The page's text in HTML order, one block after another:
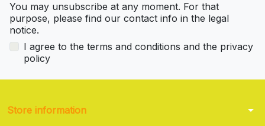
You may unsubscribe at any moment. For that
purpose, please find our contact info in the legal
notice.
I agree to the terms and conditions and the privacy
policy
Store information arrow_drop_down